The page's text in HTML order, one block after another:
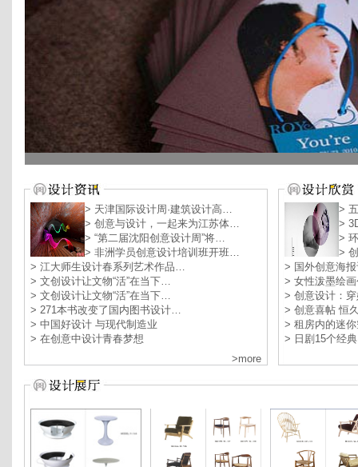
> 天津国际设计周·建筑设计高…
> 创意与设计，一起来为江苏体…
> “第二届沈阳创意设计周”将…
> 非洲学员创意设计培训班开班…
> 江大师生设计春系列艺术作品…
> 文创设计让文物“活”在当下…
> 文创设计让文物“活”在当下…
> 271本书改变了国内图书设计…
> 中国好设计 与现代制造业
> 在创意中设计青春梦想
>more
>
>
>
>
> 国外创意海
> 女性泼墨绘
> 创意设计：
> 创意喜帖 恒
> 租房内的迷
> 日剧15个经